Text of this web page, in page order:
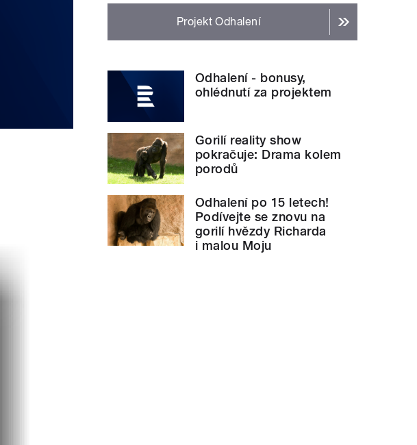
Projekt Odhalení
Odhalení - bonusy,
ohlédnutí za projektem
Gorilí reality show
pokračuje: Drama kolem
porodů
Odhalení po 15 letech!
Podívejte se znovu na
gorilí hvězdy Richarda
i malou Moju